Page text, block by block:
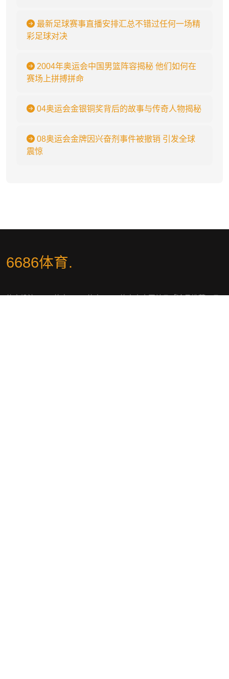
最新足球赛事直播安排汇总不错过任何一场精
彩足球对决
2004年奥运会中国男篮阵容揭秘 他们如何在
赛场上拼搏拼命
04奥运会金银铜奖背后的故事与传奇人物揭秘
08奥运会金牌因兴奋剂事件被撤销 引发全球
震惊
6686体育.
体育投注-6686体育-6686体育|6686体育官方网站🧧「冷月推荐」🧧